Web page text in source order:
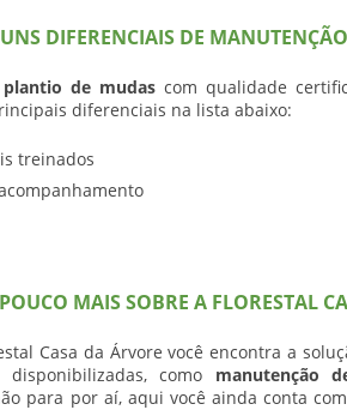
DIFERENCIAIS DE
de mudas com qualidade
diferenciais na lista abaixo:
treinados
MAIS SOBRE A FLORESTAL
Casa da Árvore você encontra a
disponibilizadas, como manutenção
para por aí, aqui você ainda conta